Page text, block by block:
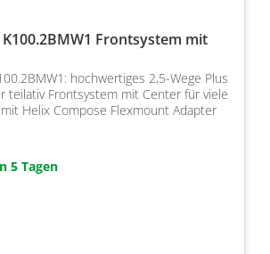
K100.2BMW1 Frontsystem mit
hochwertiges 2,5-Wege Plus
teilativ Frontsystem mit Center für viele
mit Helix Compose Flexmount Adapter
5 Tagen